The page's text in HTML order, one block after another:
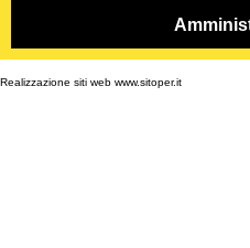
Realizzazione siti web www.sitoper.it